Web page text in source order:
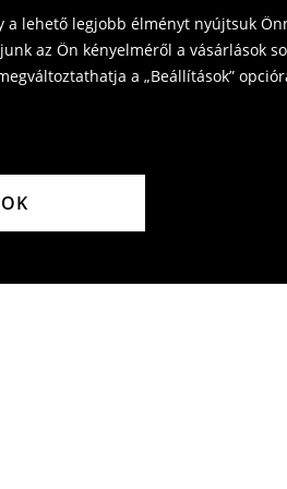
lehető legjobb élményt nyújtsuk
az Ön kényelméről a
a „Beállítások”
OK